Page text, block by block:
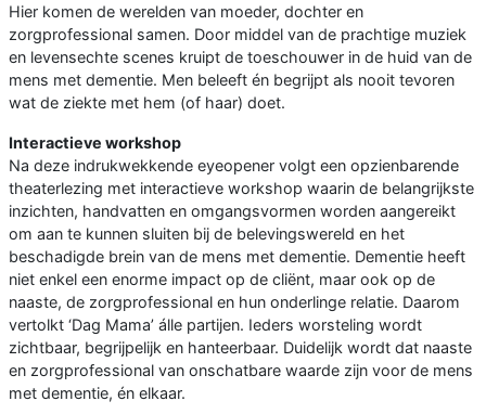
Hier komen de werelden van moeder, dochter en
zorgprofessional samen. Door middel van de prachtige muziek
en levensechte scenes kruipt de toeschouwer in de huid van de
mens met dementie. Men beleeft én begrijpt als nooit tevoren
wat de ziekte met hem (of haar) doet.
Interactieve workshop
Na deze indrukwekkende eyeopener volgt een opzienbarende
theaterlezing met interactieve workshop waarin de belangrijkste
inzichten, handvatten en omgangsvormen worden aangereikt
om aan te kunnen sluiten bij de belevingswereld en het
beschadigde brein van de mens met dementie. Dementie heeft
niet enkel een enorme impact op de cliënt, maar ook op de
naaste, de zorgprofessional en hun onderlinge relatie. Daarom
vertolkt ‘Dag Mama’ álle partijen. Ieders worsteling wordt
zichtbaar, begrijpelijk en hanteerbaar. Duidelijk wordt dat naaste
en zorgprofessional van onschatbare waarde zijn voor de mens
met dementie, én elkaar.